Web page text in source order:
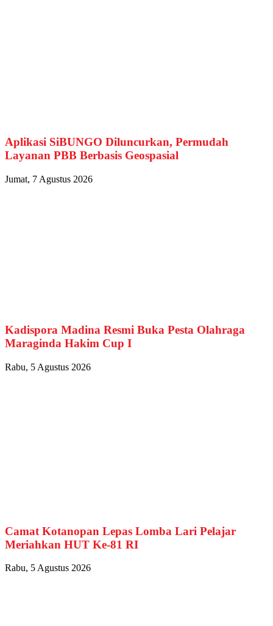
Aplikasi SiBUNGO Diluncurkan, Permudah
Layanan PBB Berbasis Geospasial
Jumat, 7 Agustus 2026
Kadispora Madina Resmi Buka Pesta Olahraga
Maraginda Hakim Cup I
Rabu, 5 Agustus 2026
Camat Kotanopan Lepas Lomba Lari Pelajar
Meriahkan HUT Ke-81 RI
Rabu, 5 Agustus 2026